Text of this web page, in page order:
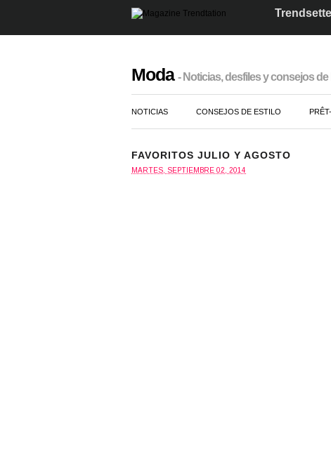
Moda - Noticias, desfiles y consejos de
NOTICIAS CONSEJOS DE ESTILO
FAVORITOS JULIO Y AGOSTO
MARTES, SEPTIEMBRE 02, 2014